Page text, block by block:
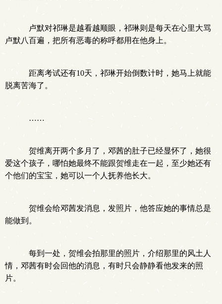
卢默对祁琳是越看越顺眼，祁琳则是每天在心里大骂
卢默八百遍，把所有恶毒的称呼都用在他身上。
距离考试还有10天，祁琳开始倒数计时，她马上就能
脱离苦海了。
……
贺维离开两个多月了，邓茜的肚子已经显怀了，她很
爱这个孩子，哪怕她最终不能跟贺维走在一起，至少她还有
个他们的宝宝，她可以一个人抚养他长大。
贺维会给邓茜发消息，发照片，他答应她的事情总是
能做到。
每到一处，贺维会拍那里的照片，介绍那里的风土人
情，邓茜有时会回他的消息，有时只会静静看他发来的照
片。